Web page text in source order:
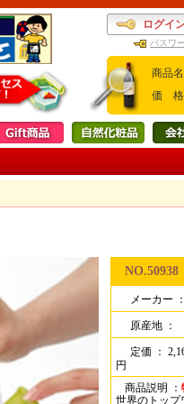
ログイ
パスワ
商品名
価 格
メーカー ：
原産地 ：
定価 ：
円
商品説明 ：
世界のトップ